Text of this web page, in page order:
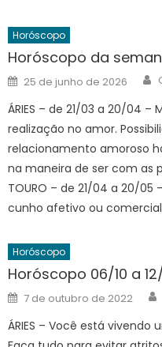
Horóscopo
Horóscopo da
Posted
on
25 de junho de 2026
ÁRIES – de 21/03 a 20/04
realização no amor.
relacionamento amoroso
na maneira de ser com as
TOURO – de 21/04 a 20/05
cunho afetivo ou
Horóscopo
Horóscopo 06/10 a
Posted
on
7 de outubro de 2022
ÁRIES – Você está